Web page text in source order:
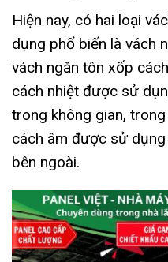
Hiện nay, có hai loại
dụng phổ biến là vách
vách ngăn tôn xốp
cách nhiệt được sử
trong không gian,
cách âm được sử
bên ngoài.